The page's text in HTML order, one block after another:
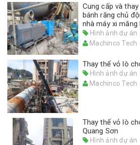
Cung cấp và
bánh răng chủ
nhà máy xi măng
Hình ảnh dự án
Machinco Tech
Thay thế vỏ lò
Hình ảnh dự án
Machinco Tech
Thay thế vỏ lò
Quang Sơn
Hình ảnh dự án